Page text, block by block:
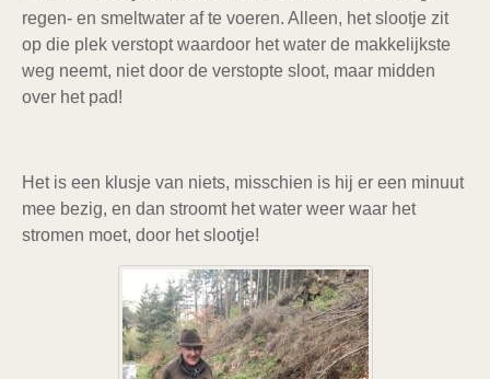
regen- en smeltwater af te voeren. Alleen, het slootje zit
op die plek verstopt waardoor het water de makkelijkste
weg neemt, niet door de verstopte sloot, maar midden
over het pad!
Het is een klusje van niets, misschien is hij er een minuut
mee bezig, en dan stroomt het water weer waar het
stromen moet, door het slootje!